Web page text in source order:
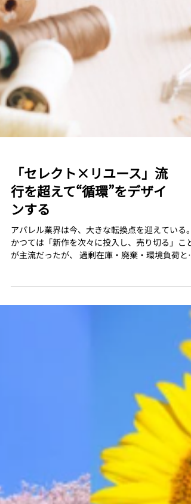
「セレクト×リユース」流
行を超えて“循環”をデザイ
ンする
アパレル業界は今、大きな転換点を迎えている。
が主流だったが、 過剰在庫・廃棄・環境負荷とい
行をつくる」から「循環をつくる」へと舵を切っ
たのが、セレクトショップをはじめとするアパレ